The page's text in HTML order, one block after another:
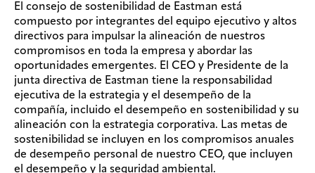
El consejo de sostenibilidad de Eastman está
compuesto por integrantes del equipo ejecutivo y altos
directivos para impulsar la alineación de nuestros
compromisos en toda la empresa y abordar las
oportunidades emergentes. El CEO y Presidente de la
junta directiva de Eastman tiene la responsabilidad
ejecutiva de la estrategia y el desempeño de la
compañía, incluido el desempeño en sostenibilidad y su
alineación con la estrategia corporativa. Las metas de
sostenibilidad se incluyen en los compromisos anuales
de desempeño personal de nuestro CEO, que incluyen
el desempeño y la seguridad ambiental.